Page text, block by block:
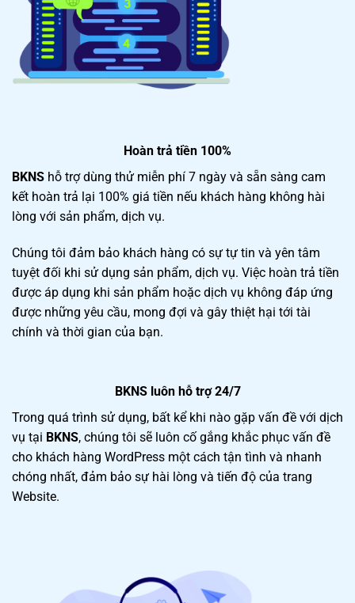
Hoàn trả tiền 100%
BKNS hỗ trợ dùng thử miễn phí 7 ngày và sẵn sàng cam
kết hoàn trả lại 100% giá tiền nếu khách hàng không hài
lòng với sản phẩm, dịch vụ.
Chúng tôi đảm bảo khách hàng có sự tự tin và yên tâm
tuyệt đối khi sử dụng sản phẩm, dịch vụ. Việc hoàn trả tiền
được áp dụng khi sản phẩm hoặc dịch vụ không đáp ứng
được những yêu cầu, mong đợi và gây thiệt hại tới tài
chính và thời gian của bạn.
BKNS luôn hỗ trợ 24/7
Trong quá trình sử dụng, bất kể khi nào gặp vấn đề với dịch
vụ tại BKNS, chúng tôi sẽ luôn cố gắng khắc phục vấn đề
cho khách hàng WordPress một cách tận tình và nhanh
chóng nhất, đảm bảo sự hài lòng và tiến độ của trang
Website.